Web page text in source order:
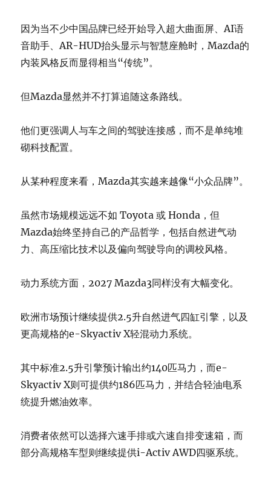
因为当不少中国品牌已经开始导入超大曲面屏、AI语
音助手、AR-HUD抬头显示与智慧座舱时，Mazda的
内装风格反而显得相当“传统”。
但Mazda显然并不打算追随这条路线。
他们更强调人与车之间的驾驶连接感，而不是单纯堆
砌科技配置。
从某种程度来看，Mazda其实越来越像“小众品牌”。
虽然市场规模远远不如 Toyota 或 Honda，但
Mazda始终坚持自己的产品哲学，包括自然进气动
力、高压缩比技术以及偏向驾驶导向的调校风格。
动力系统方面，2027 Mazda3同样没有大幅变化。
欧洲市场预计继续提供2.5升自然进气四缸引擎，以及
更高规格的e-Skyactiv X轻混动力系统。
其中标准2.5升引擎预计输出约140匹马力，而e-
Skyactiv X则可提供约186匹马力，并结合轻油电系
统提升燃油效率。
消费者依然可以选择六速手排或六速自排变速箱，而
部分高规格车型则继续提供i-Activ AWD四驱系统。